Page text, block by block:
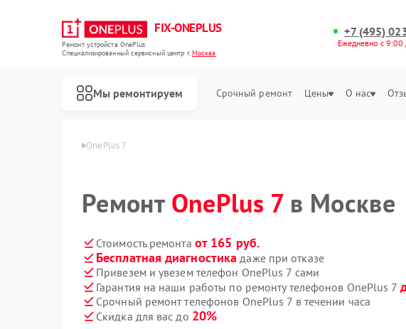
FIX-ONEPLUS
Ремонт устройств OnePlus
Специализированный cервисный центр г.Москва
+7 (495)
Ежедневно с
Мы ремонтируем Срочный ремонт Цены О нас
Телефон OnePlus OnePlus 7
Ремонт OnePlus 7в Москве
Стоимость ремонта от 165 руб.
Бесплатная диагностика даже при отказе
Привезем и увезем телефон OnePlus 7 сами
Гарантия на наши работы по ремонту телефонов OnePlus 7
Срочный ремонт телефонов OnePlus 7 в течении часа
Скидка для вас до 20%